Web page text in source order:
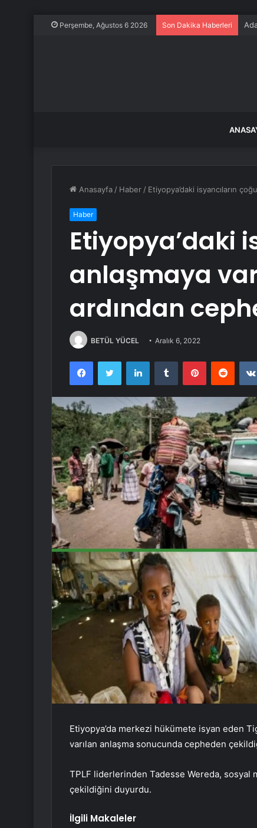
Perşembe, Ağustos 6 2026 Son Dakika Haberleri
Anasayfa / Haber / Etiyopya’daki isyancıların
Haber
Etiyopya’daki
anlaşmaya
ardından
BETÜL YÜCEL Aralık 6, 2022
FacebookTwitter LinkedInTumblr PinterestReddit
Etiyopya’da merkezi hükümete isyan eden
varılan anlaşma sonucunda cepheden
TPLF liderlerinden Tadesse Wereda, sosyal
çekildiğini duyurdu.
İlgili Makaleler